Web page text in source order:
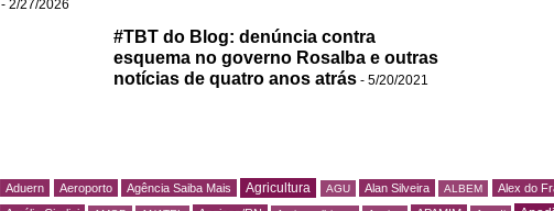
- 2/27/2026
#TBT do Blog: denúncia contra
esquema no governo Rosalba e outras
notícias de quatro anos atrás - 5/20/2021
Aduern Aeroporto Agência Saiba Mais Agricultura AGU Alan Silveira ALBEM Alex do